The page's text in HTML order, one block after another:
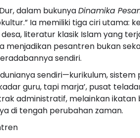
dalam bukunyaDinamika
Ia memiliki tiga ciri utama:
literatur klasik Islam yang
menjadikan pesantren bukan
sendiri.
sendiri—kurikulum, sistem
guru, tapi marja’, pusat
administratif, melainkan ikatan
di tengah perubahan zaman.